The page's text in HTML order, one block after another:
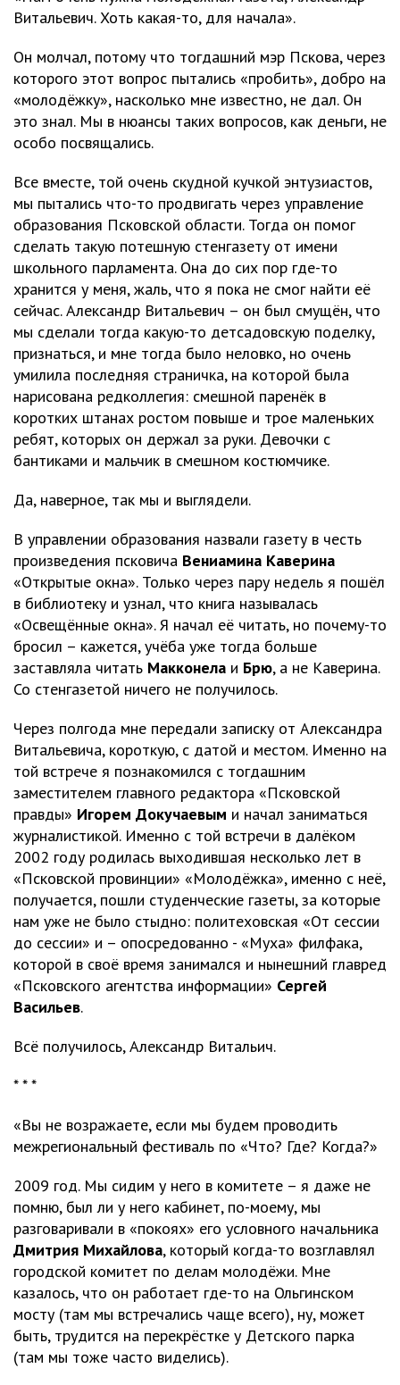
Витальевич. Хоть какая-то, для начала».
Он молчал, потому что тогдашний мэр Пскова, через
которого этот вопрос пытались «пробить», добро на
«молодёжку», насколько мне известно, не дал. Он
это знал. Мы в нюансы таких вопросов, как деньги, не
особо посвящались.
Все вместе, той очень скудной кучкой энтузиастов,
мы пытались что-то продвигать через управление
образования Псковской области. Тогда он помог
сделать такую потешную стенгазету от имени
школьного парламента. Она до сих пор где-то
хранится у меня, жаль, что я пока не смог найти её
сейчас. Александр Витальевич – он был смущён, что
мы сделали тогда какую-то детсадовскую поделку,
признаться, и мне тогда было неловко, но очень
умилила последняя страничка, на которой была
нарисована редколлегия: смешной паренёк в
коротких штанах ростом повыше и трое маленьких
ребят, которых он держал за руки. Девочки с
бантиками и мальчик в смешном костюмчике.
Да, наверное, так мы и выглядели.
В управлении образования назвали газету в честь
произведения псковича Вениамина Каверина
«Открытые окна». Только через пару недель я пошёл
в библиотеку и узнал, что книга называлась
«Освещённые окна». Я начал её читать, но почему-то
бросил – кажется, учёба уже тогда больше
заставляла читать Макконела и Брю, а не Каверина.
Со стенгазетой ничего не получилось.
Через полгода мне передали записку от Александра
Витальевича, короткую, с датой и местом. Именно на
той встрече я познакомился с тогдашним
заместителем главного редактора «Псковской
правды» Игорем Докучаевым и начал заниматься
журналистикой. Именно с той встречи в далёком
2002 году родилась выходившая несколько лет в
«Псковской провинции» «Молодёжка», именно с неё,
получается, пошли студенческие газеты, за которые
нам уже не было стыдно: политеховская «От сессии
до сессии» и – опосредованно - «Муха» филфака,
которой в своё время занимался и нынешний главред
«Псковского агентства информации» Сергей
Васильев.
Всё получилось, Александр Витальич.
* * *
«Вы не возражаете, если мы будем проводить
межрегиональный фестиваль по «Что? Где? Когда?»
2009 год. Мы сидим у него в комитете – я даже не
помню, был ли у него кабинет, по-моему, мы
разговаривали в «покоях» его условного начальника
Дмитрия Михайлова, который когда-то возглавлял
городской комитет по делам молодёжи. Мне
казалось, что он работает где-то на Ольгинском
мосту (там мы встречались чаще всего), ну, может
быть, трудится на перекрёстке у Детского парка
(там мы тоже часто виделись).